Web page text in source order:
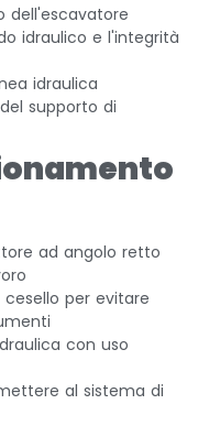
dell'escavatore
idraulico e l'integrità
idraulica
supporto di
ad angolo retto
per evitare
con uso
al sistema di